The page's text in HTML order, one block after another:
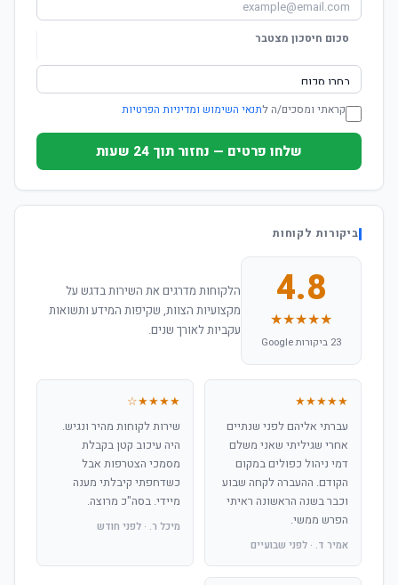
סכום חיסכון מצטבר
קראתי ומסכים/ה לתנאי השימוש ומדיניות הפרטיות
שלחו פרטים — נחזור תוך 24 שעות
ביקורות לקוחות
4.8
★★★★★
23 ביקורות Google
הלקוחות מדרגים את השירות בדגש על
מקצועיות הצוות, שקיפות המידע ותשואות
עקביות לאורך שנים.
★★★★★
עברתי אליהם לפני שנתיים
אחרי שגיליתי שאני משלם
דמי ניהול כפולים במקום
הקודם. ההעברה לקחה שבוע
וכבר בשנה הראשונה ראיתי
הפרש ממשי.
אמיר ד. · לפני שבועיים
★★★★☆
שירות לקוחות מהיר ונגיש.
היה עיכוב קטן בקבלת
מסמכי הצטרפות אבל
כשדחפתי קיבלתי מענה
מיידי. בסה"כ מרוצה.
מיכל ר. · לפני חודש